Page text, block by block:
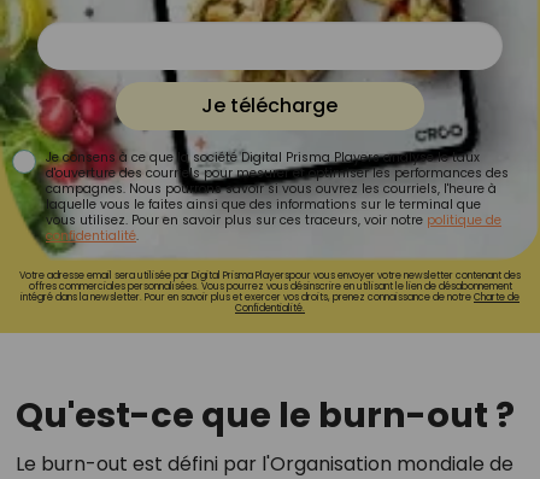
Je télécharge
Je consens à ce que la société Digital Prisma Players analyse le taux
d'ouverture des courriels pour mesurer et optimiser les performances des
campagnes. Nous pourrons savoir si vous ouvrez les courriels, l'heure à
laquelle vous le faites ainsi que des informations sur le terminal que
vous utilisez. Pour en savoir plus sur ces traceurs, voir notre politique de
confidentialité.
Votre adresse email sera utilisée par Digital Prisma Playerspour vous envoyer votre newsletter contenant des
offres commerciales personnalisées. Vous pourrez vous désinscrire en utilisant le lien de désabonnement
intégré dans la newsletter. Pour en savoir plus et exercer vos droits, prenez connaissance de notreCharte de
Confidentialité.
Qu'est-ce que le burn-out ?
Le burn-out est défini par l'Organisation mondiale de